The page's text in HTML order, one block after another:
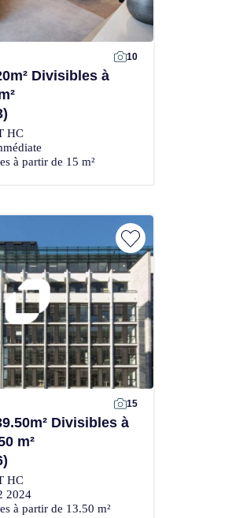
10
Divisibles à
HC
à partir de 15 m²
15
Divisibles à
m²
HC
2024
à partir de 13.50 m²